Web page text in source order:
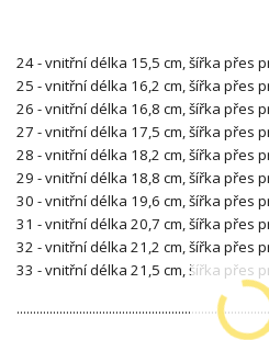
24 - vnitřní délka 15,5 cm, šířka přes
25 - vnitřní délka 16,2 cm, šířka přes
26 - vnitřní délka 16,8 cm, šířka přes
27 - vnitřní délka 17,5 cm, šířka přes
28 - vnitřní délka 18,2 cm, šířka přes
29 - vnitřní délka 18,8 cm, šířka přes
30 - vnitřní délka 19,6 cm, šířka přes
31 - vnitřní délka 20,7 cm, šířka přes
32 - vnitřní délka 21,2 cm, šířka přes
33 - vnitřní délka 21,5 cm, šířka přes